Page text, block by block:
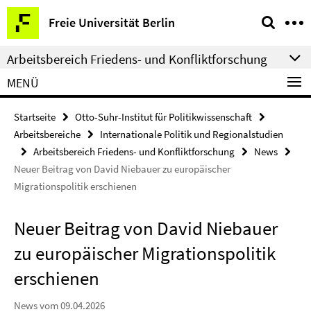
Springe
direkt
zu
Inhalt
Freie Universität Berlin
Service-
Navigation
Arbeitsbereich Friedens- und Konfliktforschung
MENÜ
Startseite
Otto-Suhr-Institut für Politikwissenschaft
Arbeitsbereiche
Internationale Politik und Regionalstudien
Arbeitsbereich Friedens- und Konfliktforschung
News
Neuer Beitrag von David Niebauer zu europäischer
Migrationspolitik erschienen
Neuer Beitrag von David Niebauer
zu europäischer Migrationspolitik
erschienen
News vom 09.04.2026